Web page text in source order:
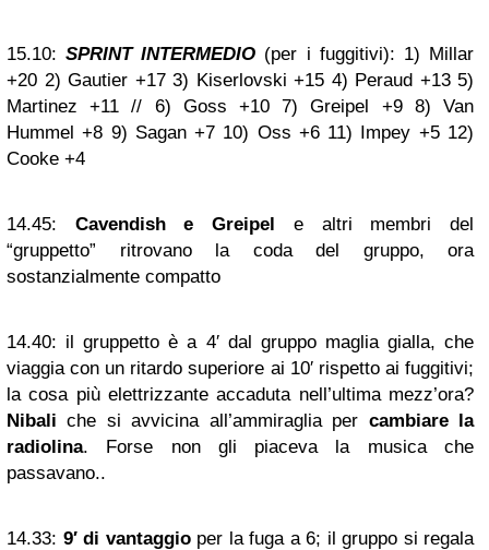
15.10: SPRINT INTERMEDIO (per i fuggitivi): 1) Millar
+20 2) Gautier +17 3) Kiserlovski +15 4) Peraud +13 5)
Martinez +11 // 6) Goss +10 7) Greipel +9 8) Van
Hummel +8 9) Sagan +7 10) Oss +6 11) Impey +5 12)
Cooke +4
14.45: Cavendish e Greipel e altri membri del
“gruppetto” ritrovano la coda del gruppo, ora
sostanzialmente compatto
14.40: il gruppetto è a 4′ dal gruppo maglia gialla, che
viaggia con un ritardo superiore ai 10′ rispetto ai fuggitivi;
la cosa più elettrizzante accaduta nell’ultima mezz’ora?
Nibali che si avvicina all’ammiraglia per cambiare la
radiolina. Forse non gli piaceva la musica che
passavano..
14.33: 9′ di vantaggioper la fuga a 6; il gruppo si regala